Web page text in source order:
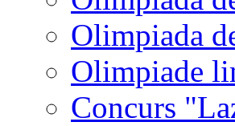
Olimpiada
Olimpiade
Concurs